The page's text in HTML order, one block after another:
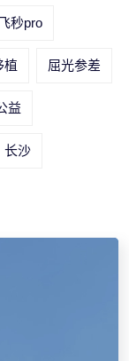
秒pro
植 屈光参差
益
长沙